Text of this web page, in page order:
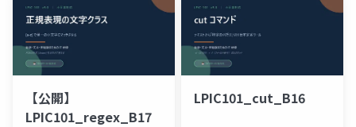
【公開】
LPIC101_regex_B17
LPIC101_cut_B16